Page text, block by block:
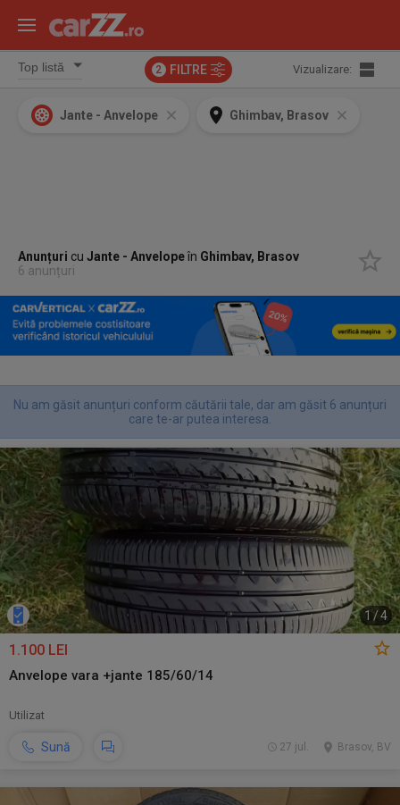
2 FILTRE Vizualizare:
Jante - Anvelope Ghimbav, Brasov
Anunțuri cuJante - Anvelopeîn Ghimbav, Brasov
6 anunțuri
Nu am găsit anunțuri conform căutării tale, dar am găsit 6 anunțuri
care te-ar putea interesa.
1/4
1.100 LEI
Anvelope vara +jante 185/60/14
Utilizat
Sună Brasov, BV
27 jul.